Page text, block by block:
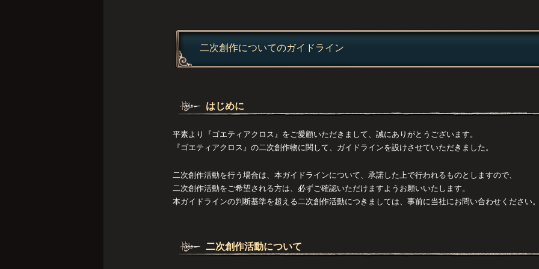
二次創作についてのガイドライン
はじめに
平素より『ゴエティアクロス』をご愛顧いただきまして、誠にありがとうございます。
『ゴエティアクロス』の二次創作物に関して、ガイドラインを設けさせていただきました。
二次創作活動を行う場合は、本ガイドラインについて、承諾した上で行われるものとしますので、
二次創作活動をご希望される方は、必ずご確認いただけますようお願いいたします。
本ガイドラインの判断基準を超える二次創作活動につきましては、事前に当社にお問い合わせください
二次創作活動について